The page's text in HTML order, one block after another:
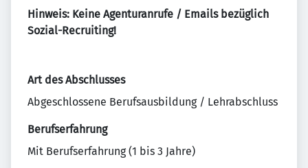
Hinweis: Keine Agenturanrufe / Emails bezüglich
Sozial-Recruiting!
Art des Abschlusses
Abgeschlossene Berufsausbildung / Lehrabschluss
Berufserfahrung
Mit Berufserfahrung (1 bis 3 Jahre)